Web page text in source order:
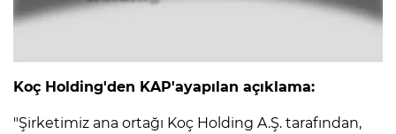
Koç Holding'den KAP'ayapılan açıklama:
"Şirketimiz ana ortağı Koç Holding A.Ş. tarafından,